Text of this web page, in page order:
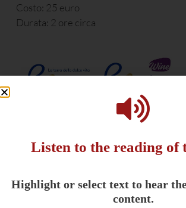
Costo: 25 euro
Durata: 2 ore circa
This post is also available in:
Potrebbe interessarti
Listen to the reading of
Highlight or select text to hear
content.